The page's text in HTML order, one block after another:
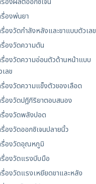
รื่องพ่นยา
รื่องวัดกำลังหลังและขาแบบตัวเลข
รื่องวัดความดัน
รื่องวัดความอ่อนตัวด้านหน้าแบบ
ลข
รื่องวัดความแข็งตัวของเลือด
รื่องวัดปฎิกิริยาตอบสนอง
รื่องวัดพลังปอด
รื่องวัดออกซิเจนปลายนิ้ว
รื่องวัดอุณหภูมิ
รื่องวัดแรงบีบมือ
รื่องวัดแรงเหยียดขาและหลัง